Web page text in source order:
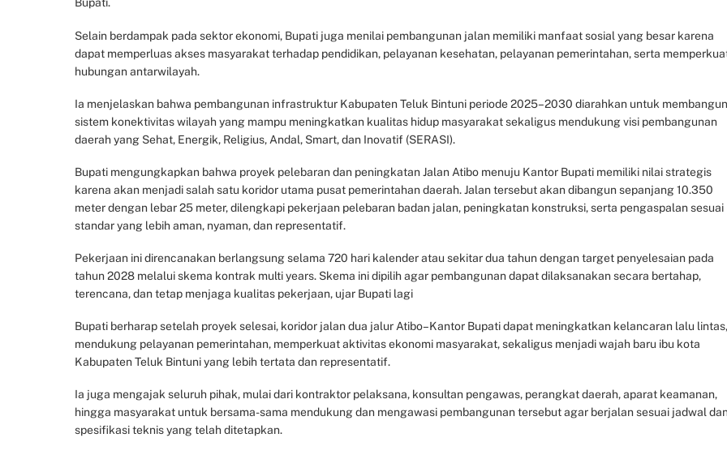
Bupati.
Selain berdampak pada sektor ekonomi, Bupati juga menilai pembangunan jalan memiliki manfaat sosial yang besar karena
dapat memperluas akses masyarakat terhadap pendidikan, pelayanan kesehatan, pelayanan pemerintahan, serta
hubungan antarwilayah.
Ia menjelaskan bahwa pembangunan infrastruktur Kabupaten Teluk Bintuni periode 2025–2030 diarahkan untuk membangun
sistem konektivitas wilayah yang mampu meningkatkan kualitas hidup masyarakat sekaligus mendukung visi pembangunan
daerah yang Sehat, Energik, Religius, Andal, Smart, dan Inovatif (SERASI).
Bupati mengungkapkan bahwa proyek pelebaran dan peningkatan Jalan Atibo menuju Kantor Bupati memiliki nilai strategis
karena akan menjadi salah satu koridor utama pusat pemerintahan daerah. Jalan tersebut akan dibangun sepanjang 10.350
meter dengan lebar 25 meter, dilengkapi pekerjaan pelebaran badan jalan, peningkatan konstruksi, serta pengaspalan sesuai
standar yang lebih aman, nyaman, dan representatif.
Pekerjaan ini direncanakan berlangsung selama 720 hari kalender atau sekitar dua tahun dengan target penyelesaian pada
tahun 2028 melalui skema kontrak multi years. Skema ini dipilih agar pembangunan dapat dilaksanakan secara bertahap,
terencana, dan tetap menjaga kualitas pekerjaan, ujar Bupati lagi
Bupati berharap setelah proyek selesai, koridor jalan dua jalur Atibo–Kantor Bupati dapat meningkatkan kelancaran lalu lintas,
mendukung pelayanan pemerintahan, memperkuat aktivitas ekonomi masyarakat, sekaligus menjadi wajah baru ibu kota
Kabupaten Teluk Bintuni yang lebih tertata dan representatif.
Ia juga mengajak seluruh pihak, mulai dari kontraktor pelaksana, konsultan pengawas, perangkat daerah, aparat keamanan,
hingga masyarakat untuk bersama-sama mendukung dan mengawasi pembangunan tersebut agar berjalan sesuai jadwal
spesifikasi teknis yang telah ditetapkan.